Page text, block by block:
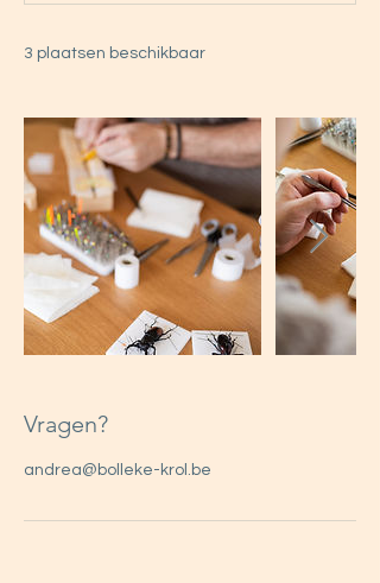
3 plaatsen beschikbaar
Vragen?
andrea@bolleke-krol.be